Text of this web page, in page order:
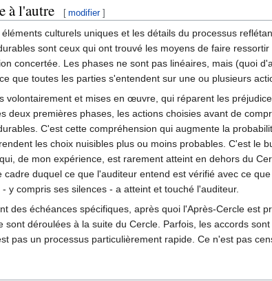
à l'autre [ modifier ]
culturels uniques et les détails du processus
sont ceux qui ont trouvé les moyens de faire
concertée. Les phases ne sont pas linéaires, mais (quoi
que toutes les parties s'entendent sur une ou plusieurs
volontairement et mises en œuvre, qui réparent les
deux premières phases, les actions choisies avant de
C'est cette compréhension qui augmente la
les choix nuisibles plus ou moins probables. C'est le
de mon expérience, est rarement atteint en dehors du
duquel ce que l'auditeur entend est vérifié avec ce
y compris ses silences - a atteint et touché l'auditeur.
des échéances spécifiques, après quoi l'Après-Cercle est
déroulées à la suite du Cercle. Parfois, les accords
pas un processus particulièrement rapide. Ce n'est pas